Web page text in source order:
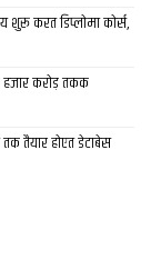
शुरू करत डिप्लोमा कोर्स,
हजार करोड़ तकक
तैयार होएत डेटाबेस